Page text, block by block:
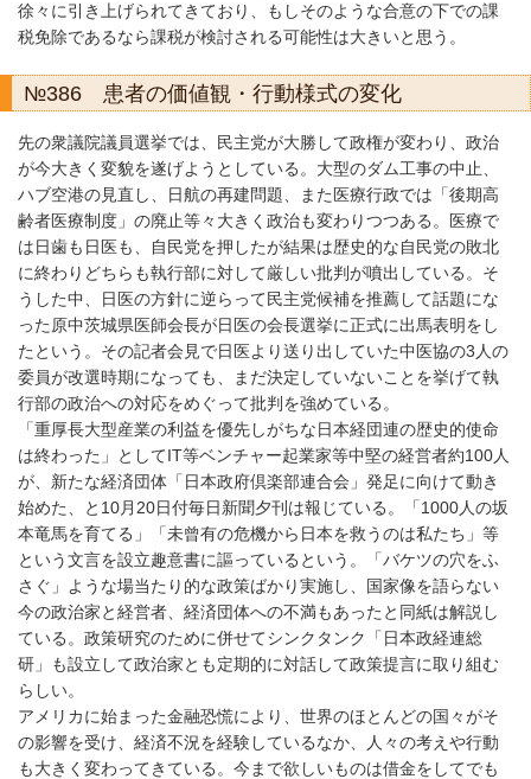
徐々に引き上げられてきており、もしそのような合意の下での課
税免除であるなら課税が検討される可能性は大きいと思う。
№386 患者の価値観・行動様式の変化
先の衆議院議員選挙では、民主党が大勝して政権が変わり、政治
が今大きく変貌を遂げようとしている。大型のダム工事の中止、
ハブ空港の見直し、日航の再建問題、また医療行政では「後期高
齢者医療制度」の廃止等々大きく政治も変わりつつある。医療で
は日歯も日医も、自民党を押したが結果は歴史的な自民党の敗北
に終わりどちらも執行部に対して厳しい批判が噴出している。そ
うした中、日医の方針に逆らって民主党候補を推薦して話題にな
った原中茨城県医師会長が日医の会長選挙に正式に出馬表明をし
たという。その記者会見で日医より送り出していた中医協の3人の
委員が改選時期になっても、まだ決定していないことを挙げて執
行部の政治への対応をめぐって批判を強めている。
「重厚長大型産業の利益を優先しがちな日本経団連の歴史的使命
は終わった」としてIT等ベンチャー起業家等中堅の経営者約100人
が、新たな経済団体「日本政府倶楽部連合会」発足に向けて動き
始めた、と10月20日付毎日新聞夕刊は報じている。「1000人の坂
本竜馬を育てる」「未曾有の危機から日本を救うのは私たち」等
という文言を設立趣意書に謳っているという。「バケツの穴をふ
さぐ」ような場当たり的な政策ばかり実施し、国家像を語らない
今の政治家と経営者、経済団体への不満もあったと同紙は解説し
ている。政策研究のために併せてシンクタンク「日本政経連総
研」も設立して政治家とも定期的に対話して政策提言に取り組む
らしい。
アメリカに始まった金融恐慌により、世界のほとんどの国々がそ
の影響を受け、経済不況を経験しているなか、人々の考えや行動
も大きく変わってきている。今まで欲しいものは借金をしてでも